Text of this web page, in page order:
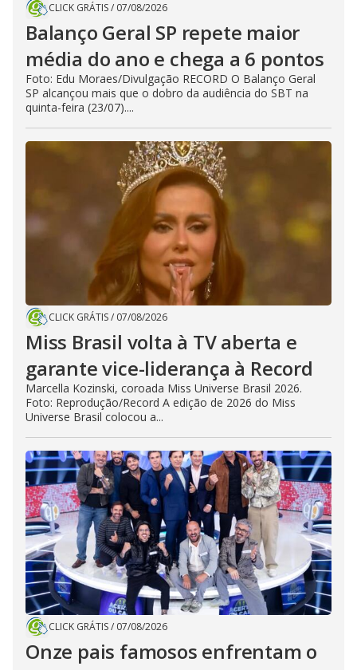
CLICK GRÁTIS/ 07/08/2026
Balanço Geral SP repete maior
média do ano e chega a 6 pontos
Foto: Edu Moraes/Divulgação RECORD O Balanço Geral
SP alcançou mais que o dobro da audiência do SBT na
quinta-feira (23/07)....
CLICK GRÁTIS/ 07/08/2026
Miss Brasil volta à TV aberta e
garante vice-liderança à Record
Marcella Kozinski, coroada Miss Universe Brasil 2026.
Foto: Reprodução/Record A edição de 2026 do Miss
Universe Brasil colocou a...
CLICK GRÁTIS/ 07/08/2026
Onze pais famosos enfrentam o